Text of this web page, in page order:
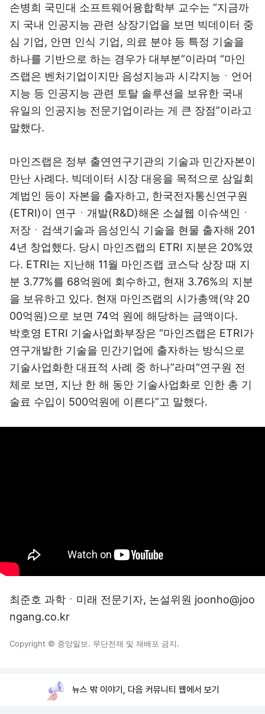
손병희 국민대 소프트웨어융합학부 교수는 “지금까
지 국내 인공지능 관련 상장기업을 보면 빅데이터 중
심 기업, 안면 인식 기업, 의료 분야 등 특정 기술을
하나를 기반으로 하는 경우가 대부분”이라며 “마인
즈랩은 벤처기업이지만 음성지능과 시각지능ㆍ언어
지능 등 인공지능 관련 토탈 솔루션을 보유한 국내
유일의 인공지능 전문기업이라는 게 큰 장점”이라고
말했다.
마인즈랩은 정부 출연연구기관의 기술과 민간자본이
만난 사례다. 빅데이터 시장 대응을 목적으로 삼일회
계법인 등이 자본을 출자하고, 한국전자통신연구원
(ETRI)이 연구ㆍ개발(R&D)해온 소셜웹 이슈색인ㆍ
저장ㆍ검색기술과 음성인식 기술을 현물 출자해 201
4년 창업했다. 당시 마인즈랩의 ETRI 지분은 20%였
다. ETRI는 지난해 11월 마인즈랩 코스닥 상장 때 지
분 3.77%를 68억원에 회수하고, 현재 3.76%의 지분
을 보유하고 있다. 현재 마인즈랩의 시가총액(약 20
00억원)으로 보면 74억 원에 해당하는 금액이다.
박호영 ETRI 기술사업화부장은 “마인즈랩은 ETRI가
연구개발한 기술을 민간기업에 출자하는 방식으로
기술사업화한 대표적 사례 중 하나”라며“연구원 전
체로 보면, 지난 한 해 동안 기술사업화로 인한 총 기
술료 수입이 500억원에 이른다”고 말했다.
최준호 과학ㆍ미래 전문기자, 논설위원 joonho@joo
ngang.co.kr
Copyright © 중앙일보. 무단전재 및 재배포 금지.
뉴스 밖 이야기, 다음 커뮤니티 웹에서 보기